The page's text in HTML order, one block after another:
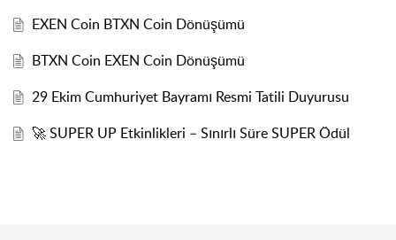
EXEN Coin BTXN Coin Dönüşümü
BTXN Coin EXEN Coin Dönüşümü
29 Ekim Cumhuriyet Bayramı Resmi Tatili Duyurusu
🚀 SUPER UP Etkinlikleri – Sınırlı Süre SUPER Ödül